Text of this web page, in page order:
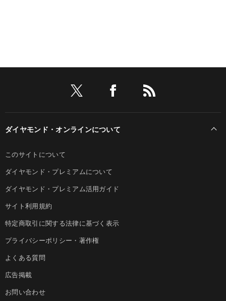
ダイヤモンド・オンラインについて
このサイトについて
ダイヤモンド・プレミアムについて
ダイヤモンド・プレミアム活用ガイド
サイト利用規約
特定商取引に関する法律に基づく表示
プライバシーポリシー・著作権
よくある質問
広告掲載
お問い合わせ